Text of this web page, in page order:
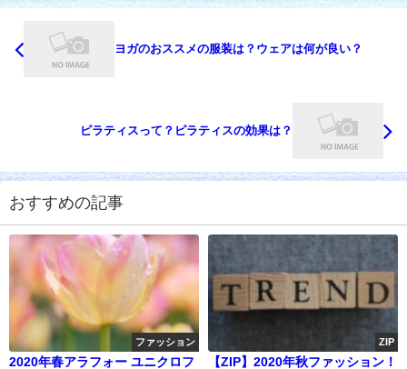
ヨガのおススメの服装は？ウェアは何が良い？
ピラティスって？ピラティスの効果は？
おすすめの記事
ファッション
2020年春アラフォー ユニクロフ
ZIP
【ZIP】2020年秋ファッション！